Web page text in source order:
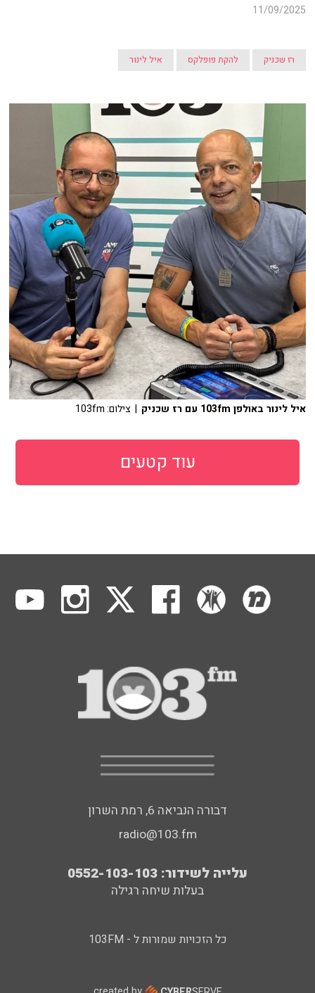
11/09/2025
רז שכניק להקת פופלקס איל לינור
איל לינור באולפן 103fm עם רז שכניק | צילום: 103fm
עוד קטעים
דבורה הנביאה 6, רמת השרון
radio@103.fm
עלייה לשידור: 0552-103-103
בעלות שיחה רגילה
כל הזכויות שמורות ל - 103FM